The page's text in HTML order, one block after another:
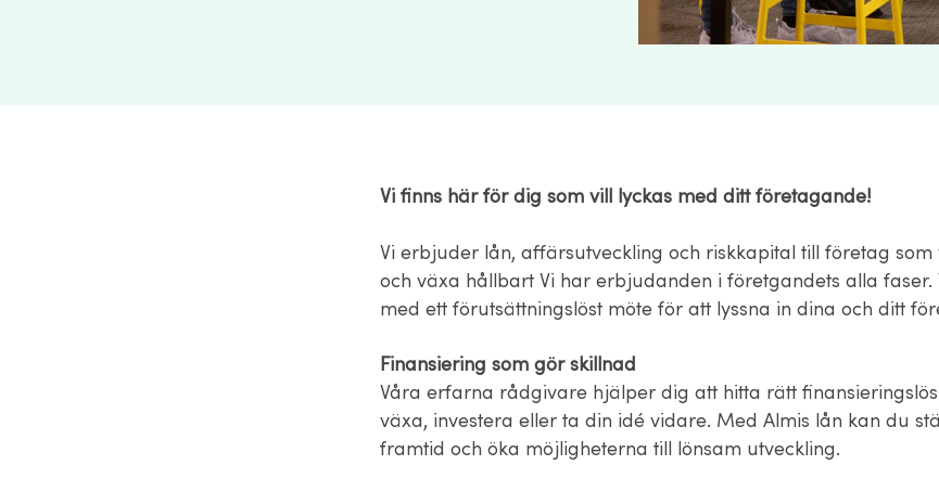
Vi finns här för dig som vill lyckas med ditt företagande!
Vi erbjuder lån, affärsutveckling och riskkapital till företag som
och växa hållbart Vi har erbjudanden i företgandets alla faser.
med ett förutsättningslöst möte för att lyssna in dina och ditt
Finansiering som gör skillnad
Våra erfarna rådgivare hjälper dig att hitta rätt
växa, investera eller ta din idé vidare. Med Almis lån kan du
framtid och öka möjligheterna till lönsam utveckling.